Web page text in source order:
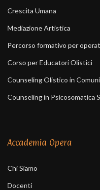
Crescita Umana
Mediazione Artistica
Percorso formativo per
Corso per Educatori Olistici
Counseling Olistico in
Counseling in Psicosomatica
Accademia Opera
Chi Siamo
Docenti